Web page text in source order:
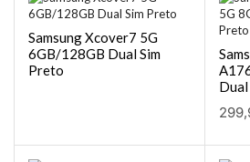
Samsung Xcover7 5G
6GB/128GB Dual Sim
Preto